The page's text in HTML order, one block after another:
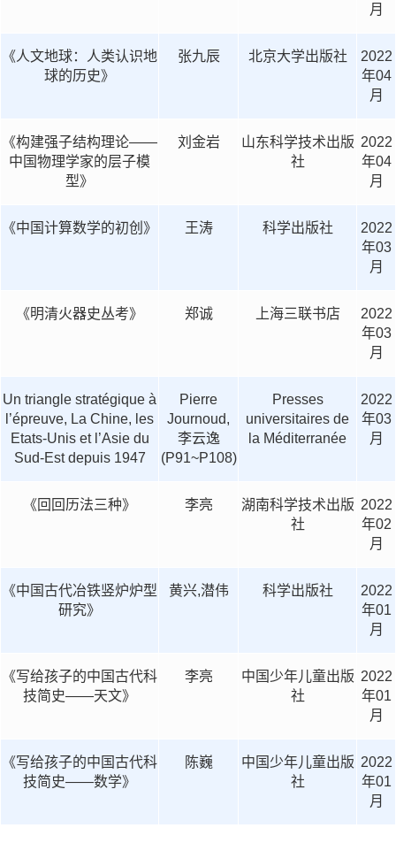
月
《人文地球：人类认识地
球的历史》
张九辰 北京大学出版社
2022
年04
月
《构建强子结构理论——
中国物理学家的层子模
型》
刘金岩
山东科学技术出版
社
2022
年04
月
《中国计算数学的初创》 王涛 科学出版社
2022
年03
月
《明清火器史丛考》 郑诚 上海三联书店
2022
年03
月
Un triangle stratégique à
l’épreuve, La Chine, les
Etats-Unis et l’Asie du
Sud-Est depuis 1947
Pierre
Journoud,
李云逸
(P91~P108)
Presses
universitaires de
la Méditerranée
2022
年03
月
《回回历法三种》 李亮
湖南科学技术出版
社
2022
年02
月
《中国古代冶铁竖炉炉型
研究》
黄兴,潜伟 科学出版社
2022
年01
月
《写给孩子的中国古代科
技简史——天文》
李亮
中国少年儿童出版
社
2022
年01
月
《写给孩子的中国古代科
技简史——数学》
陈巍
中国少年儿童出版
社
2022
年01
月